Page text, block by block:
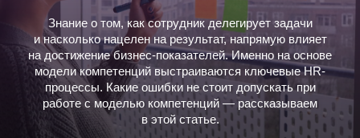
Знание о том, как сотрудник делегирует задачи
и насколько нацелен на результат, напрямую влияет
на достижение бизнес-показателей. Именно на основе
модели компетенций выстраиваются ключевые HR-
процессы. Какие ошибки не стоит допускать при
работе с моделью компетенций — рассказываем
в этой статье.